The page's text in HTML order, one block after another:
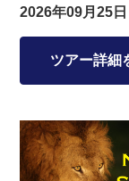
2026年09月25日
ツアー詳細